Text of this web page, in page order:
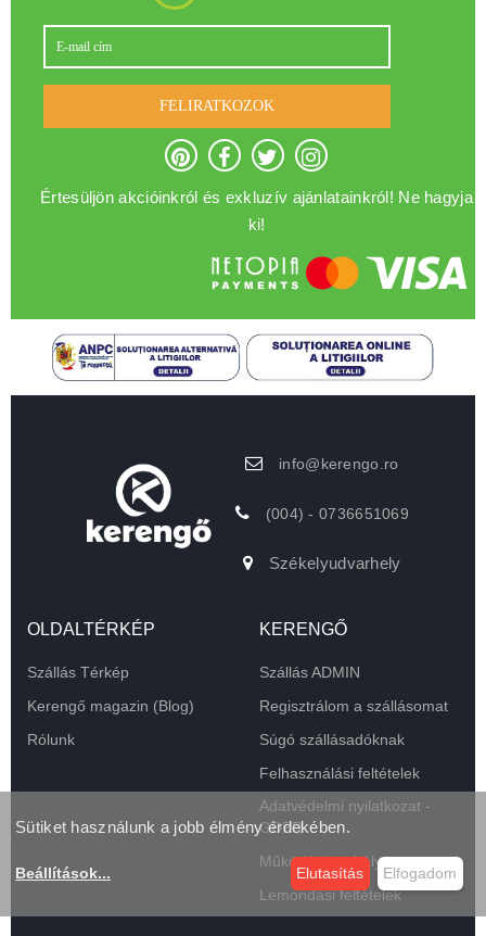
FELIRATKOZOK
Értesüljön akcióinkról és exkluzív ajánlatainkról! Ne hagyja
ki!
info@kerengo.ro
(004) - 0736651069
Székelyudvarhely
OLDALTÉRKÉP
Szállás Térkép
Kerengő magazin (Blog)
Rólunk
KERENGŐ
Szállás ADMIN
Regisztrálom a szállásomat
Súgó szállásadóknak
Felhasználási feltételek
Adatvédelmi nyilatkozat -
GDPR
Működési szabályzat
Lemondási feltételek
Sütiket használunk a jobb élmény érdekében.
Beállítások... Elutasítás Elfogadom